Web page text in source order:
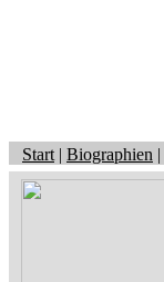
Start | Biographien |